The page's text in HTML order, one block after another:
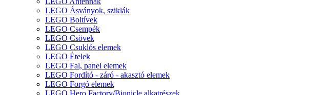
LEGO Ásványok, sziklák
LEGO Boltívek
LEGO Csempék
LEGO Csövek
LEGO Csuklós elemek
LEGO Ételek
LEGO Fal, panel elemek
LEGO Fordító - záró - akasztó elemek
LEGO Forgó elemek
LEGO Hero Factory/Bionicle alkatrészek